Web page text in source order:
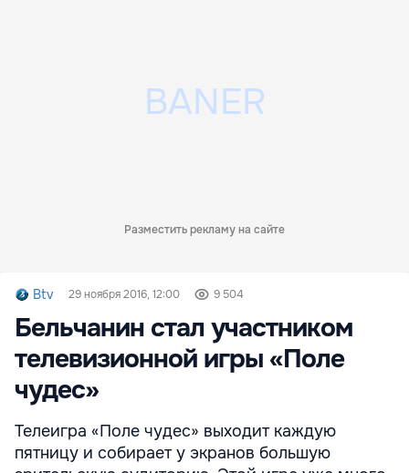
Разместить рекламу на сайте
Btv 29 ноября 2016, 12:00 9 504
Бельчанин стал участником
телевизионной игры «Поле
чудес»
Телеигра «Поле чудес» выходит каждую
пятницу и собирает у экранов большую